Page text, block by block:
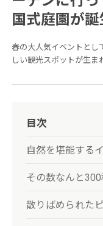
国式庭園が誕
春の大人気イベントとし
しい観光スポットが生ま
目次
自然を堪能する
その数なんと
散りばめられた